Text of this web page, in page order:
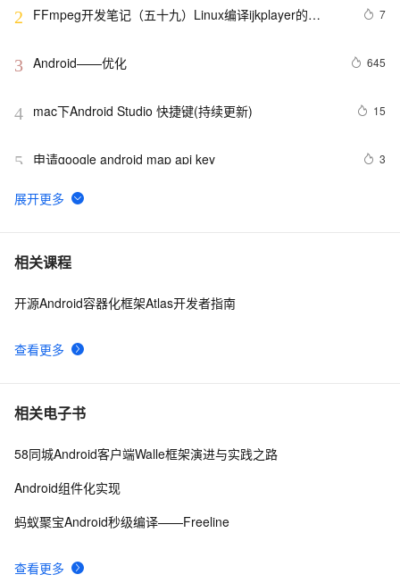
2
FFmpeg开发笔记（五十九）Linux编译ijkplayer的
7
3 Android——优化 645
4 mac下Android Studio 快捷键(持续更新) 15
5 申请google android map api key 3
6 Android 中文API （68） —— BluetoothClass.Service
7 4.2、Android Studio压缩你的代码和资源
8 【Android  学习】小知识Notification的新旧用法
9 Android4: Write Storage权限问题
10
相关课程
查看更多
开源Android容器化框架Atlas开发者指南
相关电子书
查看更多
58同城Android客户端Walle框架演进与实践之路
Android组件化实现
蚂蚁聚宝Android秒级编译——Freeline